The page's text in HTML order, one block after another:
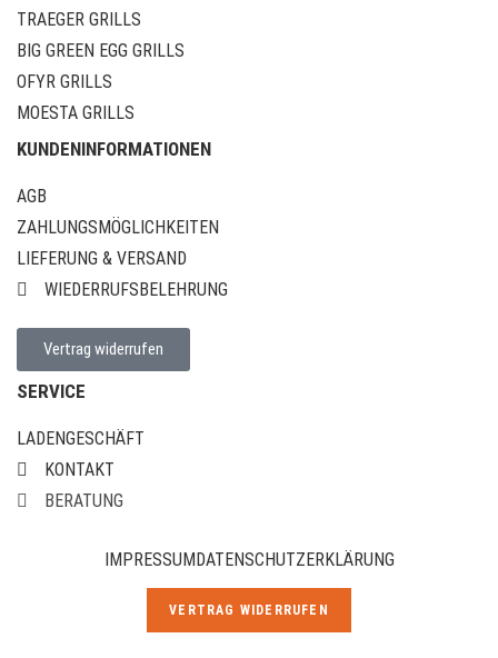
TRAEGER GRILLS
BIG GREEN EGG GRILLS
OFYR GRILLS
MOESTA GRILLS
KUNDENINFORMATIONEN
AGB
ZAHLUNGSMÖGLICHKEITEN
LIEFERUNG & VERSAND
WIEDERRUFSBELEHRUNG
Vertrag widerrufen
SERVICE
LADENGESCHÄFT
KONTAKT
BERATUNG
IMPRESSUMDATENSCHUTZERKLÄRUNG
VERTRAG WIDERRUFEN